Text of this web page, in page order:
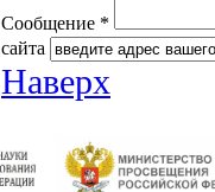
Сообщение *
сайта
Наверх